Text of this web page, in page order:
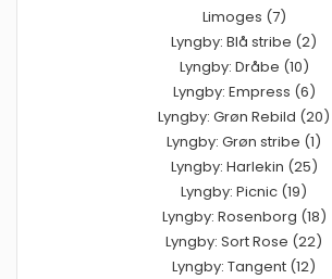
Limoges (7)
Lyngby: Blå stribe (2)
Lyngby: Dråbe (10)
Lyngby: Empress (6)
Lyngby: Grøn Rebild (20)
Lyngby: Grøn stribe (1)
Lyngby: Harlekin (25)
Lyngby: Picnic (19)
Lyngby: Rosenborg (18)
Lyngby: Sort Rose (22)
Lyngby: Tangent (12)